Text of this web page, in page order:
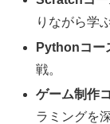
りながら学ぶ
Pythonコー
戦。
ゲーム制作
ラミングを